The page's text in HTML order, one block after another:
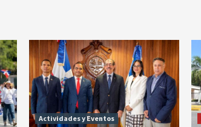
Actividades y Eventos